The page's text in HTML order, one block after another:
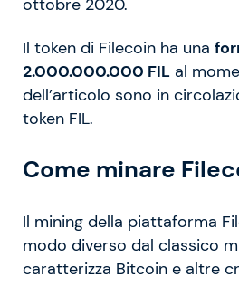
ottobre 2020.
Il token di Filecoin ha una
2.000.000.000 FIL al
dell’articolo sono in
token FIL.
Come minare
Il mining della piattaforma
modo diverso dal classico
caratterizza Bitcoin e altre